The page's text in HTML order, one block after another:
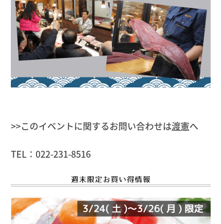
>>このイベントに関するお問い合わせは渡憲へ
TEL：022-231-8516